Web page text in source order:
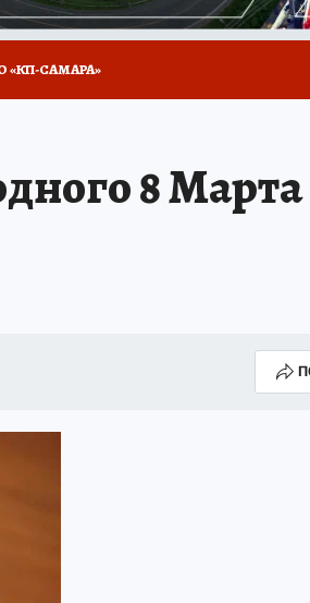
«КП-САМАРА»
ДЕНЬ ПОБЕДЫ В САМАРЕ 2025
8 Марта